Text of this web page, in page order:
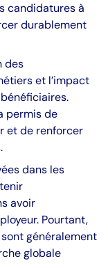
candidatures à
durablement
des
et l’impact
permis de
et de renforcer
dans les
avoir
Pourtant,
généralement
globale